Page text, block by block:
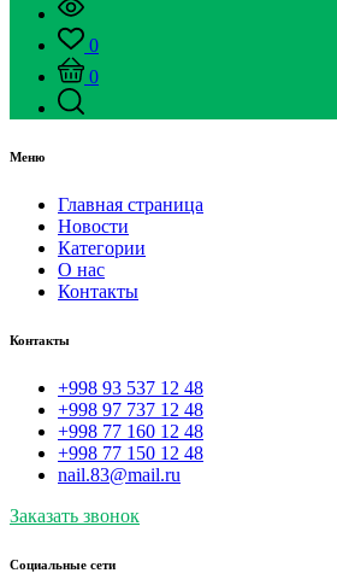
0
0
Меню
Главная страница
Новости
Категории
О нас
Контакты
Контакты
+998 93 537 12 48
+998 97 737 12 48
+998 77 160 12 48
+998 77 150 12 48
nail.83@mail.ru
Заказать звонок
Социальные сети